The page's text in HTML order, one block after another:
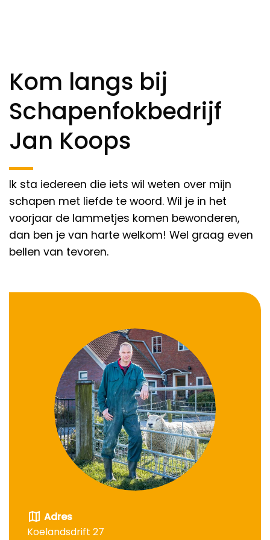
Kom langs bij
Schapenfokbedrijf
Jan Koops
Ik sta iedereen die iets wil weten over mijn
schapen met liefde te woord. Wil je in het
voorjaar de lammetjes komen bewonderen,
dan ben je van harte welkom! Wel graag even
bellen van tevoren.
map Adres
Koelandsdrift 27